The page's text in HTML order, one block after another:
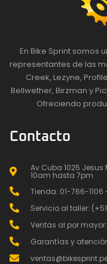
En Bike Sprint
representantes de las
Creek, Lezyne,
Bellwether, Birzman y
Ofreciendo
Contacto
Av Cuba 1025
10am hasta 7pm
Tienda: 01-766-1106
Servicio al taller:
Ventas al por mayor:
Garantías y atención